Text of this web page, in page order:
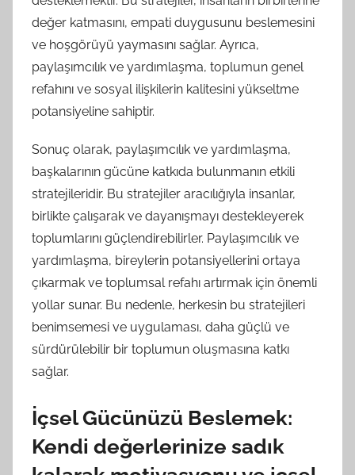
değer katmasını, empati duygusunu beslemesini
ve hoşgörüyü yaymasını sağlar. Ayrıca,
paylaşımcılık ve yardımlaşma, toplumun genel
refahını ve sosyal ilişkilerin kalitesini yükseltme
potansiyeline sahiptir.
Sonuç olarak, paylaşımcılık ve yardımlaşma,
başkalarının gücüne katkıda bulunmanın etkili
stratejileridir. Bu stratejiler aracılığıyla insanlar,
birlikte çalışarak ve dayanışmayı destekleyerek
toplumlarını güçlendirebilirler. Paylaşımcılık ve
yardımlaşma, bireylerin potansiyellerini ortaya
çıkarmak ve toplumsal refahı artırmak için önemli
yollar sunar. Bu nedenle, herkesin bu stratejileri
benimsemesi ve uygulaması, daha güçlü ve
sürdürülebilir bir toplumun oluşmasına katkı
sağlar.
İçsel Gücünüzü Beslemek:
Kendi değerlerinize sadık